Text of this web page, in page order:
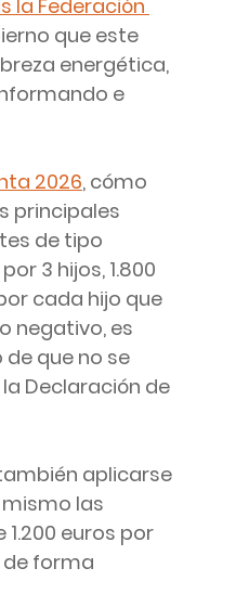
la Federación
que este
energética,
e
2026, cómo
principales
de tipo
3 hijos, 1.800
cada hijo que
negativo, es
que no se
Declaración de
aplicarse
las
euros por
de forma